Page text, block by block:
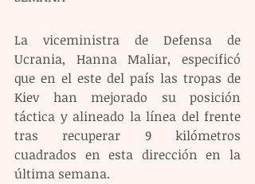
La viceministra de Defensa de
Ucrania, Hanna Maliar, especificó
que en el este del país las tropas de
Kiev han mejorado su posición
táctica y alineado la línea del frente
tras recuperar 9 kilómetros
cuadrados en esta dirección en la
última semana.